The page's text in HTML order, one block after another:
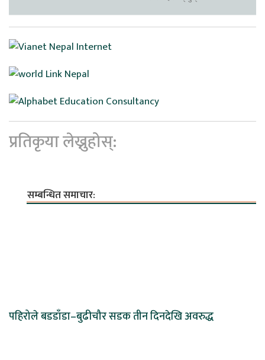
प्रतिकृया लेख्नुहोस्:
सम्बन्धित समाचार:
पहिरोले बडडाँडा–बुढीचौर सडक तीन दिनदेखि अवरुद्ध